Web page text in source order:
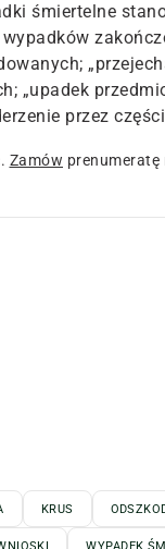
śmiertelne
„upadek
przez
Zamów prenumeratę
KRUS